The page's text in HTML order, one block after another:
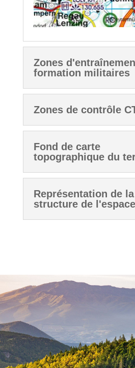
Zones
formation militaires
Zones de contrôle
Fond de carte
topographique du
Représentation de la
structure de